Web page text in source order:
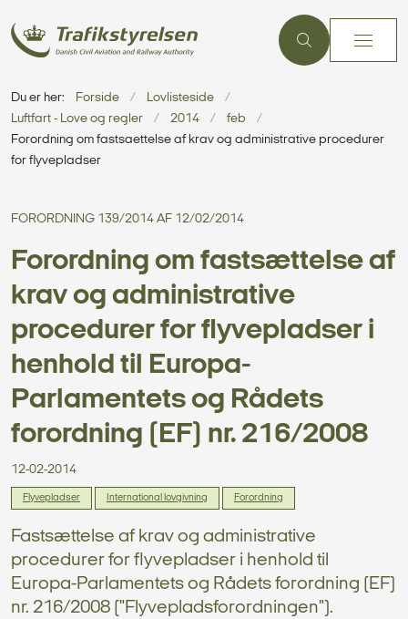
Du er her: Forside
Lovlisteside
Luftfart - Love og regler
2014
feb
Forordning om fastsaettelse af krav og administrative procedurer
for flyvepladser
FORORDNING 139/2014 AF 12/02/2014
Forordning om fastsættelse af
krav og administrative
procedurer for flyvepladser i
henhold til Europa-
Parlamentets og Rådets
forordning (EF) nr. 216/2008
12-02-2014
Flyvepladser International lovgivning Forordning
Fastsættelse af krav og administrative
procedurer for flyvepladser i henhold til
Europa-Parlamentets og Rådets forordning (EF)
nr. 216/2008 ("Flyvepladsforordningen").